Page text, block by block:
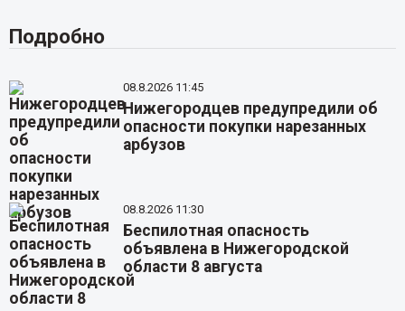
Подробно
08.8.2026 11:45
Нижегородцев предупредили об
опасности покупки нарезанных
арбузов
08.8.2026 11:30
Беспилотная опасность
объявлена в Нижегородской
области 8 августа